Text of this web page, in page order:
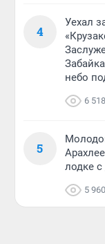
4
Уехал
небо
6 518
5
лодке
5 960